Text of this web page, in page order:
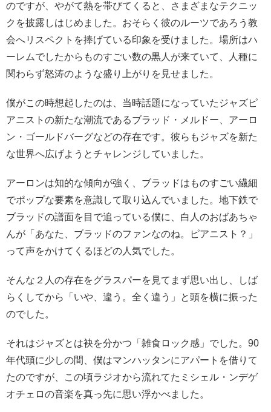
のですが、やがて熱を帯びてくると、さまざまなテクニッ
クを披露しはじめました。おそらく彼のルーツであろう教
会へリスペクトを捧げている印象を受けました。場所はハ
ーレムでしたからものすごい数の黒人が来ていて、人種に
関わらず怒涛のような盛り上がりを見せました。
僕がこの時想起したのは、当時話題になっていたジャズピ
アニストの新たな潮流であるブラッド・メルドー、アーロ
ン・ゴールドバーグなどの存在です。彼らもジャズを新た
な世界へ広げようとチャレンジしていました。
アーロンは知的な傾向が強く、ブラッドはものすごい繊細
でポップな要素を意識して取り込んでいました。地下鉄で
ブラッドの譜面を目で追っている僕に、白人のおばあちゃ
んが「あなた、ブラッドのファンなのね。ピアニスト？」
って声をかけてくるほどの人気でした。
そんな２人の存在をグラスパーを見てまず思い出し、しば
らくしてから「いや、違う。全く違う」と頭を横に振った
のでした。
それはジャズとは袂を分かつ「雑食ロック感」でした。90
年代頭に少しの間、僕はマンハッタンにアパートを借りて
たのですが、この頃ラジオから流れてたミシェル・ンデゲ
オチェロの音楽を真っ先に思い浮かべました。